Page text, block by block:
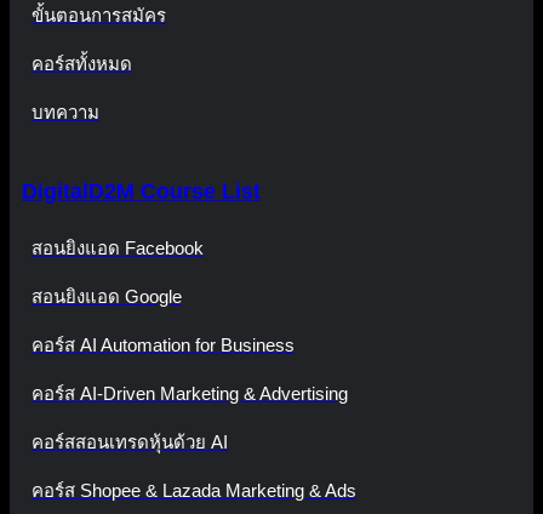
ขั้นตอนการสมัคร
คอร์สทั้งหมด
บทความ
DigitalD2M Course List
สอนยิงแอด Facebook
สอนยิงแอด Google
คอร์ส AI Automation for Business
คอร์ส AI-Driven Marketing & Advertising
คอร์สสอนเทรดหุ้นด้วย AI
คอร์ส Shopee & Lazada Marketing & Ads